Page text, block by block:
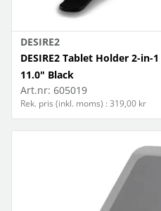
DESIRE2
DESIRE2 Tablet Holder 2-
11.0" Black
Art.nr: 605019
Rek. pris (inkl. moms) : 319,00 kr